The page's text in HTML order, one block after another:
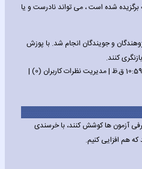
برگزیده شده است ، می تواند نادرست و یا
و جویندگان انجام شد. با پوزش
کنند.
آزمون ها کوشش کنند، با خرسندی
هم افزایی کنیم.